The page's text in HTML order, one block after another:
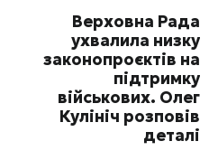
Верховна Рада
ухвалила низку
законопроєктів на
підтримку
військових. Олег
Кулініч розповів
деталі